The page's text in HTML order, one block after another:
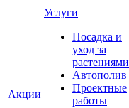
Акции
Услуги
Посадка и
уход за
растениями
Автополив
Проектные
работы